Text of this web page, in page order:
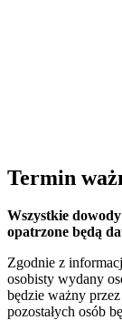
Termin
Wszystkie
opatrzone będą
Zgodnie z
osobisty wydany
będzie ważny
pozostałych osób